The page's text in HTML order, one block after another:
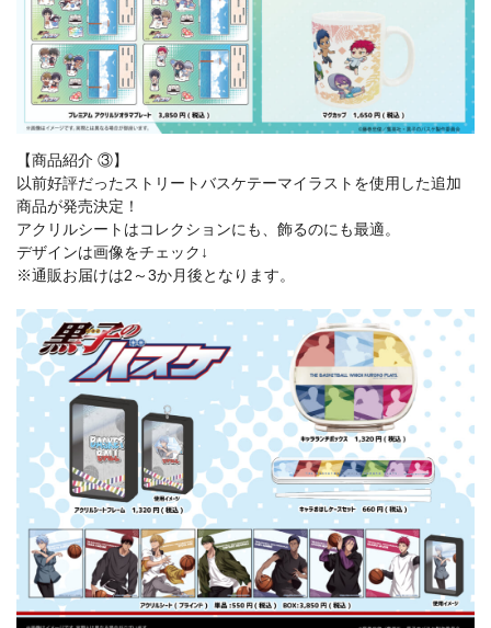
【商品紹介 ③】
以前好評だったストリートバスケテーマイラストを使用した追加
商品が発売決定！
アクリルシートはコレクションにも、飾るのにも最適。
デザインは画像をチェック↓
※通販お届けは2～3か月後となります。